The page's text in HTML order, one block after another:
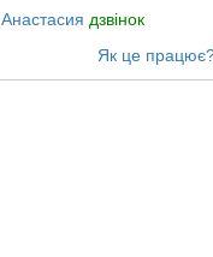
Анастасия дзвінок